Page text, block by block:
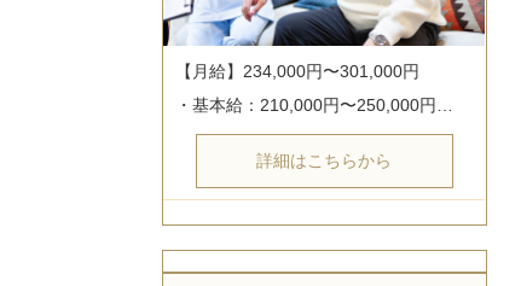
【月給】234,000円〜301,000円
・基本給：210,000円〜250,000円…
詳細はこちらから